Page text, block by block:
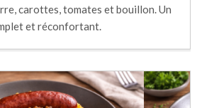
carottes, tomates et bouillon. Un
et réconfortant.